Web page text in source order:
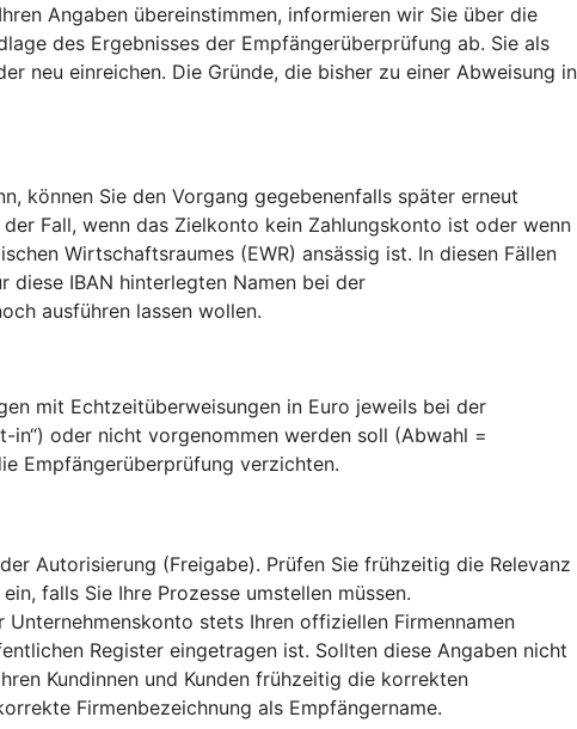
Angaben übereinstimmen, informieren wir Sie über die
des Ergebnisses der Empfängerüberprüfung ab. Sie als
neu einreichen. Die Gründe, die bisher zu einer Abweisung in
können Sie den Vorgang gegebenenfalls später erneut
Fall, wenn das Zielkonto kein Zahlungskonto ist oder wenn
Wirtschaftsraumes (EWR) ansässig ist. In diesen Fällen
diese IBAN hinterlegten Namen bei der
ausführen lassen wollen.
mit Echtzeitüberweisungen in Euro jeweils bei der
in“) oder nicht vorgenommen werden soll (Abwahl =
Empfängerüberprüfung verzichten.
Autorisierung (Freigabe). Prüfen Sie frühzeitig die Relevanz
falls Sie Ihre Prozesse umstellen müssen.
stets Ihren offiziellen Firmennamen
Register eingetragen ist. Sollten diese Angaben nicht
Kundinnen und Kunden frühzeitig die korrekten
Firmenbezeichnung als Empfängername.